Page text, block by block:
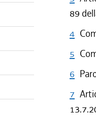
89
4
5
6
7